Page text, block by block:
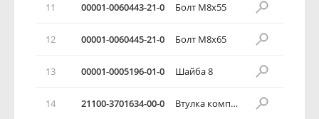
11 00001-0060443-21-0 Болт М8х55
12 00001-0060445-21-0 Болт М8х65
13 00001-0005196-01-0 Шайба 8
14 21100-3701634-00-0 Втулка компенсирующая